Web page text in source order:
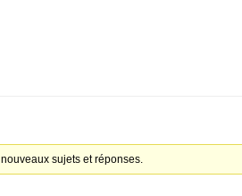
nouveaux sujets et réponses.